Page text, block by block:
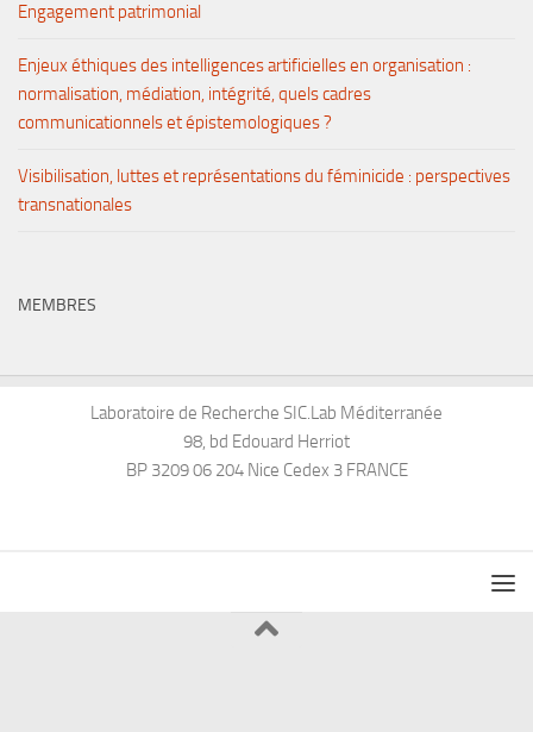
Engagement patrimonial
Enjeux éthiques des intelligences artificielles en organisation :
normalisation, médiation, intégrité, quels cadres
communicationnels et épistemologiques ?
Visibilisation, luttes et représentations du féminicide : perspectives
transnationales
MEMBRES
Laboratoire de Recherche SIC.Lab Méditerranée
98, bd Edouard Herriot
BP 3209 06 204 Nice Cedex 3 FRANCE